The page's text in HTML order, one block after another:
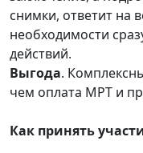
снимки, ответит на
необходимости
действий.
Выгода.
чем оплата МРТ и
Как принять